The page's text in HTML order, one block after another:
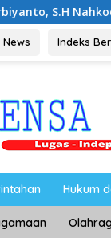
BPC
Indeks
Hukum